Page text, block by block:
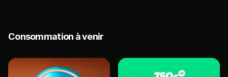
Consommation à venir